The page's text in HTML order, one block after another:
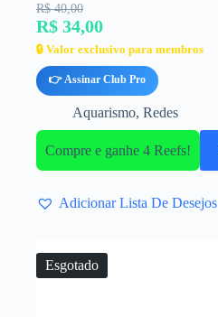
R$ 40,00
R$ 34,00
🔒 Valor exclusivo para membros
👉 Assinar Club Pro
Aquarismo, Redes
Compre e ganhe 4 Reefs!
Adicionar Lista De Desejos
Esgotado